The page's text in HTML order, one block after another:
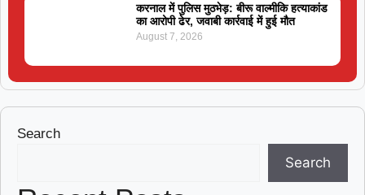
करनाल में पुलिस मुठभेड़: बीरू वाल्मीकि हत्याकांड
का आरोपी ढेर, जवाबी कार्रवाई में हुई मौत
August 7, 2026
Search
Search